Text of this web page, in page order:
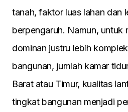
tanah, faktor luas lahan dan
berpengaruh. Namun, untuk
dominan justru lebih
bangunan, jumlah kamar
Barat atau Timur, kualitas
tingkat bangunan menjadi